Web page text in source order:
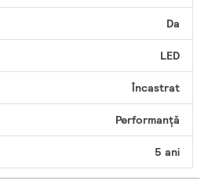
Da
LED
Încastrat
Performanță
5 ani